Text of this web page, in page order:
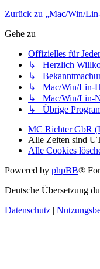
Zurück zu „Mac/Win/
Gehe zu
Offizielles für
↳ Herzlich
↳
↳ Mac/Win/Lin-
↳ Mac/Win/Lin-
↳ Übrige
MC Richter GbR
Alle Zeiten sind
Alle Cookies
Powered by phpBB®
Deutsche Übersetzung
Datenschutz |